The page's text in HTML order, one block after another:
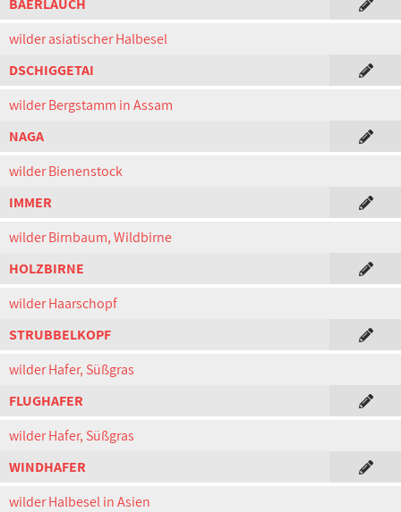
BAERLAUCH
wilder asiatischer Halbesel
DSCHIGGETAI
wilder Bergstamm in Assam
NAGA
wilder Bienenstock
IMMER
wilder Birnbaum, Wildbirne
HOLZBIRNE
wilder Haarschopf
STRUBBELKOPF
wilder Hafer, Süßgras
FLUGHAFER
wilder Hafer, Süßgras
WINDHAFER
wilder Halbesel in Asien